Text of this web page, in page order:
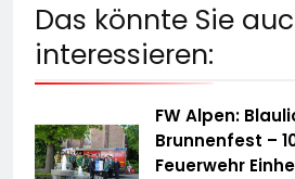
Das könnte Sie
interessieren:
FW Alpen:
Brunnenfest –
Feuerwehr